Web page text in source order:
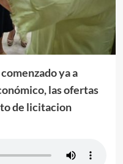
ya a
las ofertas
de licitacion